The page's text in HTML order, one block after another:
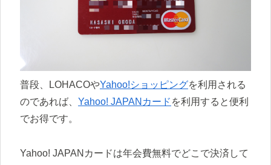
普段、LOHACOやYahoo!ショッピングを利用される
のであれば、 Yahoo! JAPANカード を利用すると便利
でお得です。
Yahoo! JAPANカードは年会費無料でどこで決済して